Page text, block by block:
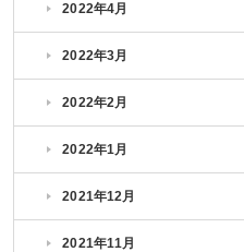
2022年4月
2022年3月
2022年2月
2022年1月
2021年12月
2021年11月